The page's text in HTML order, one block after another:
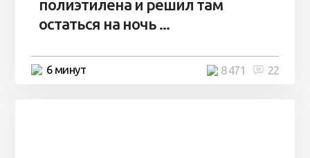
полиэтилена и решил там
остаться на ночь ...
6 минут 22
8 471